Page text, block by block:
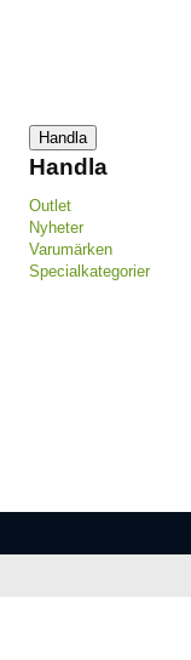
Handla
Handla
Outlet
Nyheter
Varumärken
Specialkategorier